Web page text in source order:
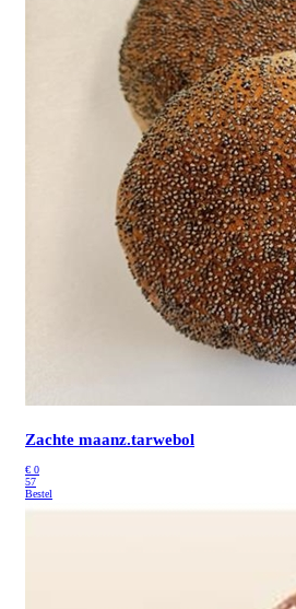
Zachte maanz.tarwebol
€ 0
57
Bestel